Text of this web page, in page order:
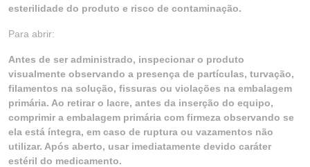
esterilidade do produto e risco de contaminação.
Para abrir:
Antes de ser administrado, inspecionar o produto
visualmente observando a presença de partículas, turvação,
filamentos na solução, fissuras ou violações na embalagem
primária. Ao retirar o lacre, antes da inserção do equipo,
comprimir a embalagem primária com firmeza observando se
ela está íntegra, em caso de ruptura ou vazamentos não
utilizar. Após aberto, usar imediatamente devido caráter
estéril do medicamento.